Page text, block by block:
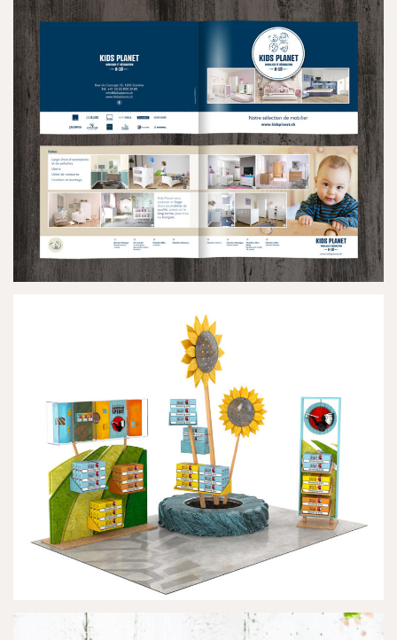
KIDS PLANET
IMAGE DE MARQUE